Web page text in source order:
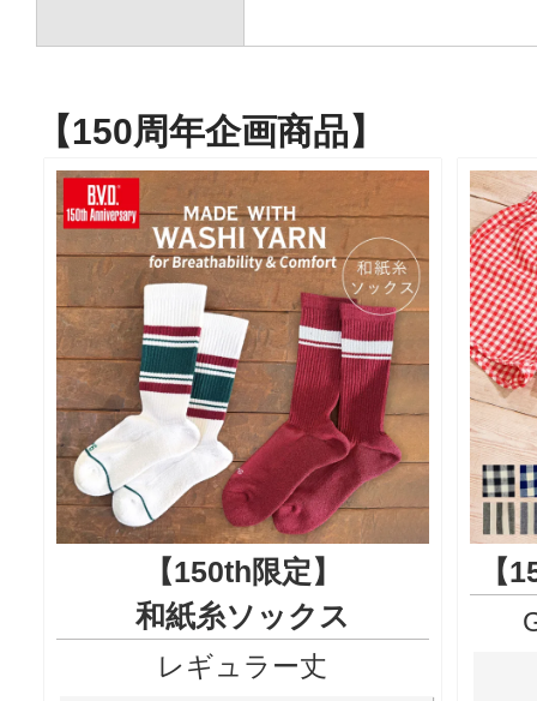
【150周年企画商品】
【150th限定】
和紙糸ソックス
レギュラー丈
【